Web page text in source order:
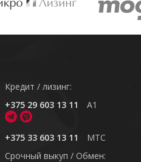
Кредит / лизинг:
+375 29 603 13 11
A1
+375 33 603 13 11
MTC
Cрочный выкуп / Обмен: